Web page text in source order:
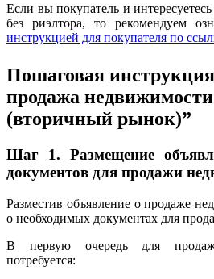
Если вы покупатель и
без риэлтора, то рекомендуем
инструкцией для покупателя по
Пошаговая
продажа недвижимости
(вторичный рынок)”
Шаг 1.
Размещение
документов для продажи
Разместив объявление о продаже
о необходимых документах для
В первую очередь для
потребуется: